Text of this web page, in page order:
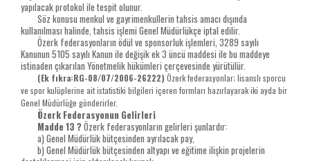
yapılacak protokol ile tespit olunur.
Söz konusu menkul ve gayrimenkullerin tahsis amacı dışında
kullanılması halinde, tahsis işlemi Genel Müdürlükçe iptal edilir.
Özerk federasyonların ödül ve sponsorluk işlemleri, 3289 sayılı
Kanunun 5105 sayılı Kanun ile değişik ek 3 üncü maddesi ile bu maddeye
istinaden çıkarılan Yönetmelik hükümleri çerçevesinde yürütülür.
(Ek fıkra:RG-08/07/2006-26222) Özerk federasyonlar; lisanslı sporcu
ve spor kulüplerine ait istatistiki bilgileri içeren formları hazırlayarak iki ayda bir
Genel Müdürlüğe gönderirler.
Özerk Federasyonun Gelirleri
Madde 13 ? Özerk federasyonların gelirleri şunlardır:
a) Genel Müdürlük bütçesinden ayrılacak pay,
b) Genel Müdürlük bütçesinden altyapı ve eğitime ilişkin projelerin